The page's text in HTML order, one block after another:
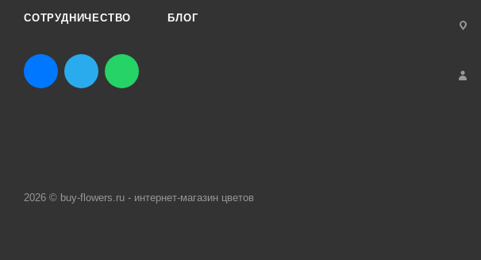
СОТРУДНИЧЕСТВО БЛОГ
2026 © buy-flowers.ru - интернет-магазин цветов